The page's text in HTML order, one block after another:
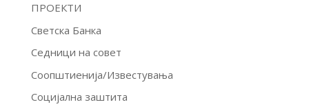
ПРОЕКТИ
Светска Банка
Седници на совет
Соопштиенија/Известувања
Социјална заштита